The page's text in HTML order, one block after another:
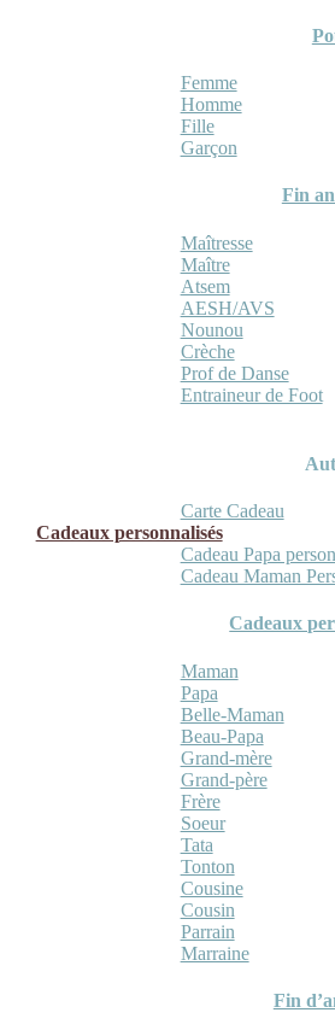
Femme
Homme
Fille
Garçon
Fin
Maîtresse
Maître
Atsem
AESH/AVS
Nounou
Crèche
Prof de Danse
Entraineur de Foot
Carte Cadeau
Cadeaux personnalisés
Cadeau Papa
Cadeau Maman
Cadeaux
Maman
Papa
Belle-Maman
Beau-Papa
Grand-mère
Grand-père
Frère
Soeur
Tata
Tonton
Cousine
Cousin
Parrain
Marraine
Fin